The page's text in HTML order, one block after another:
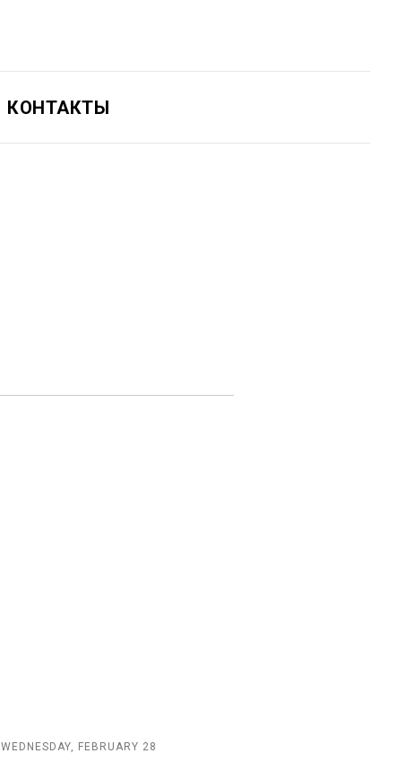
КОНТАКТЫ
WEDNESDAY, FEBRUARY 28